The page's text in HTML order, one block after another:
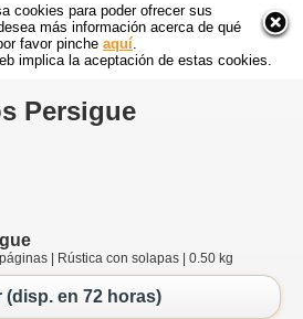
cookies para poder ofrecer sus
más información acerca de qué
favor pinche aquí
implica la aceptación de estas cookies.
Persigue
| Rústica con solapas | 0.50 kg
(disp. en 72 horas)